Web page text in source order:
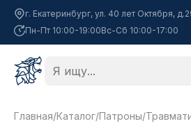
г. Екатеринбург, ул. 40 лет Октября,
Пн-Пт 10:00-19:00Вс-Сб 10:00-17:00
Главная/Каталог/Патроны/